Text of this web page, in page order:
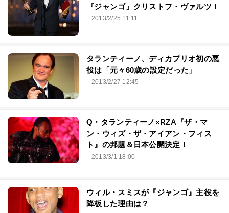
『ジャンゴ』クリストフ・ヴァルツ！
2013/2/25 11:11
タランティーノ、ディカプリオ初の悪
役は「元々60歳の設定だった」
2013/2/27 12:45
Q・タランティーノ×RZA『ザ・マ
ン・ウィズ・ザ・アイアン・フィス
ト』の邦題＆日本公開決定！
2013/3/1 18:00
ウィル・スミスが『ジャンゴ』主役を
降板した理由は？